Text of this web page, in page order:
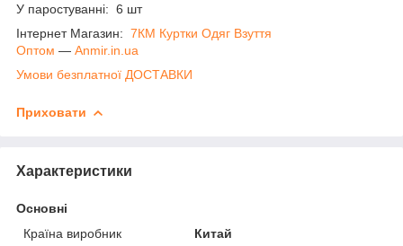
У паростуванні: 6 шт
Інтернет Магазин: 7КМ Куртки Одяг Взуття
Оптом ― Anmir.in.ua
Умови безплатної ДОСТАВКИ
Приховати
Характеристики
Основні
Країна виробник
Китай